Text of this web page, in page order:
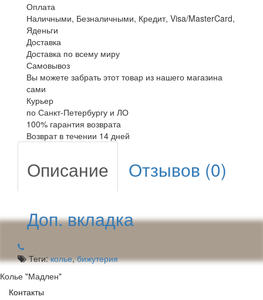
Оплата
Наличными, Безналичными, Кредит, Visa/MasterCard,
Яденьги
Доставка
Доставка по всему миру
Самовывоз
Вы можете забрать этот товар из нашего магазина
сами
Курьер
по Санкт-Петербургу и ЛО
100% гарантия возврата
Возврат в течении 14 дней
Описание
Отзывов (0)
Доп. вкладка
Теги:колье,бижутерия
Колье "Мадлен"
Контакты